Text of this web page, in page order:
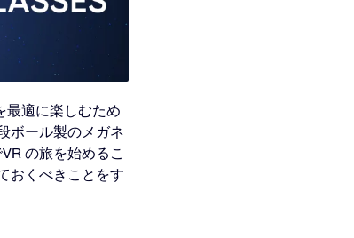
最適に楽しむため
ボール製のメガネ
の旅を始めるこ
おくべきことをす